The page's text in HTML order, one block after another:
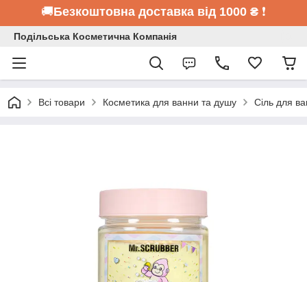
🚚Безкоштовна доставка від 1000 ₴ ❗
Подільська Косметична Компанія
Всі товари Косметика для ванни та душу Сіль для